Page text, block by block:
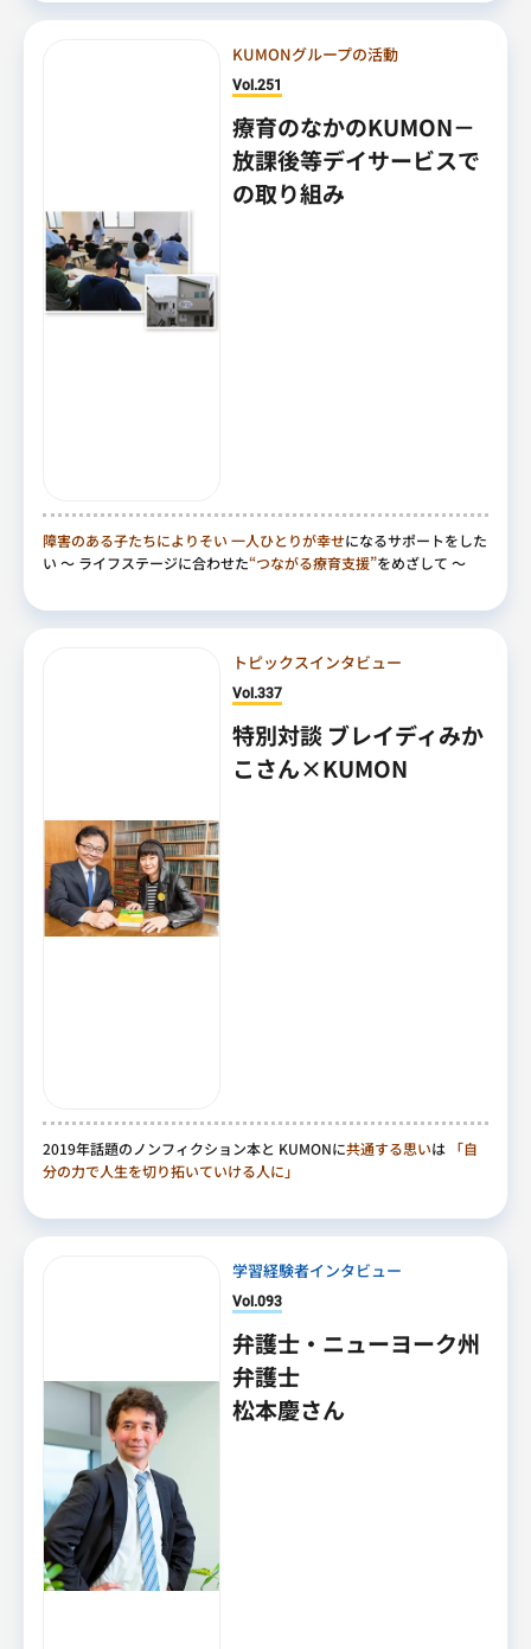
KUMONグループの活動
Vol.251
療育のなかのKUMON－
放課後等デイサービスで
の取り組み
障害のある子たちによりそい 一人ひとりが幸せになるサポートをした
い ～ ライフステージに合わせた“つながる療育支援”をめざして ～
トピックスインタビュー
Vol.337
特別対談 ブレイディみか
こさん×KUMON
2019年話題のノンフィクション本と KUMONに共通する思いは 「自
分の力で人生を切り拓いていける人に」
学習経験者インタビュー
Vol.093
弁護士・ニューヨーク州
弁護士
松本慶さん